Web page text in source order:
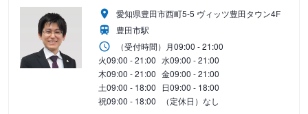
愛知県豊田市西町5-5 ヴィッツ豊田タウン4F
豊田市駅
（受付時間） 月09:00 - 21:00
火09:00 - 21:00 水09:00 - 21:00
木09:00 - 21:00 金09:00 - 21:00
土09:00 - 18:00 日09:00 - 18:00
祝09:00 - 18:00 （定休日）なし